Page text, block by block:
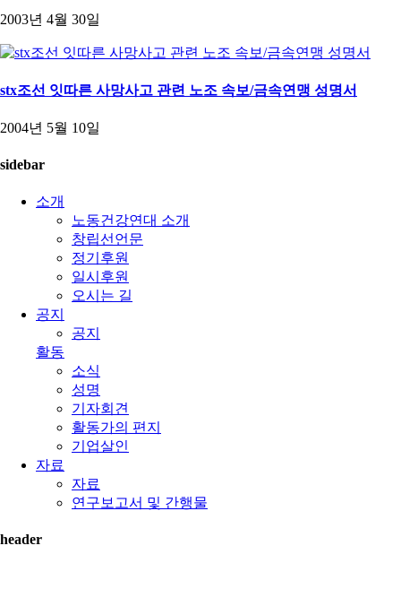
2003년 4월 30일
stx조선 잇따른 사망사고 관련 노조 속보/금속연맹 성명서
2004년 5월 10일
sidebar
소개
노동건강연대 소개
창립선언문
정기후원
일시후원
오시는 길
공지
공지
활동
소식
성명
기자회견
활동가의 편지
기업살인
자료
자료
연구보고서 및 간행물
header